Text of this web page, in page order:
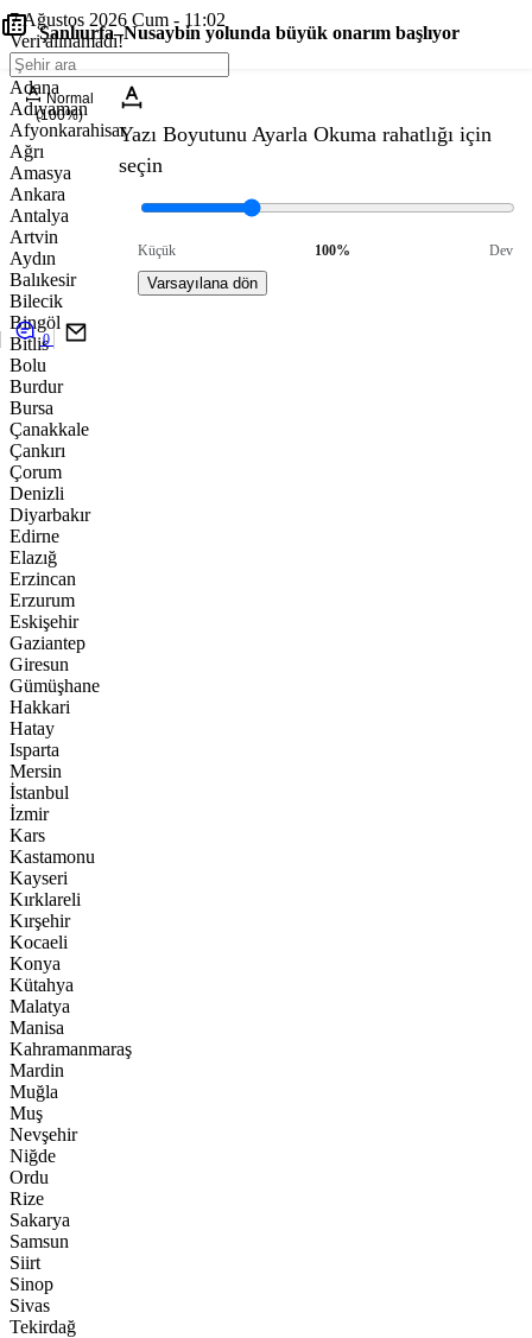
7 Ağustos 2026 Cum - 11:02
Veri alınamadı!
Adana
Adıyaman
Afyonkarahisar
Ağrı
Amasya
Ankara
Antalya
Artvin
Aydın
Balıkesir
Bilecik
Bingöl
Bitlis
Bolu
Burdur
Bursa
Çanakkale
Çankırı
Çorum
Denizli
Diyarbakır
Edirne
Elazığ
Erzincan
Erzurum
Eskişehir
Gaziantep
Giresun
Gümüşhane
Hakkari
Hatay
Isparta
Mersin
İstanbul
İzmir
Kars
Kastamonu
Kayseri
Kırklareli
Kırşehir
Kocaeli
Konya
Kütahya
Malatya
Manisa
Kahramanmaraş
Mardin
Muğla
Muş
Nevşehir
Niğde
Ordu
Rize
Sakarya
Samsun
Siirt
Sinop
Sivas
Tekirdağ
Şanlıurfa–Nusaybin yolunda büyük onarım başlıyor
Normal
(100%)
Yazı Boyutunu Ayarla Okuma rahatlığı için
seçin
Küçük 100% Dev
Varsayılana dön
0